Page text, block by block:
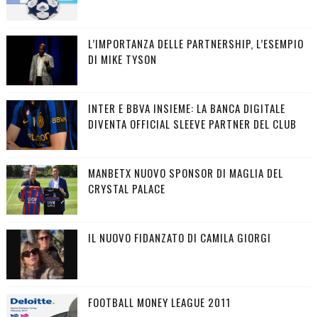
L’IMPORTANZA DELLE PARTNERSHIP, L’ESEMPIO
DI MIKE TYSON
INTER E BBVA INSIEME: LA BANCA DIGITALE
DIVENTA OFFICIAL SLEEVE PARTNER DEL CLUB
MANBETX NUOVO SPONSOR DI MAGLIA DEL
CRYSTAL PALACE
IL NUOVO FIDANZATO DI CAMILA GIORGI
FOOTBALL MONEY LEAGUE 2011